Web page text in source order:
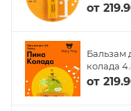
от
Бальзам
колада
от